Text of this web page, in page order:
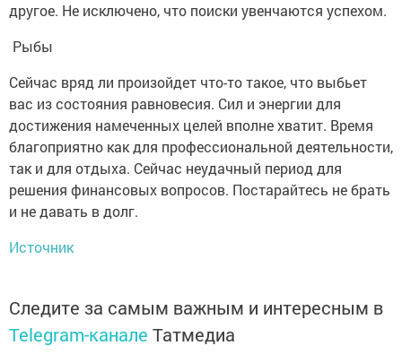
другое. Не исключено, что поиски увенчаются успехом.
Рыбы
Сейчас вряд ли произойдет что-то такое, что выбьет
вас из состояния равновесия. Сил и энергии для
достижения намеченных целей вполне хватит. Время
благоприятно как для профессиональной деятельности,
так и для отдыха. Сейчас неудачный период для
решения финансовых вопросов. Постарайтесь не брать
и не давать в долг.
Источник
Следите за самым важным и интересным в
Telegram-канале Татмедиа